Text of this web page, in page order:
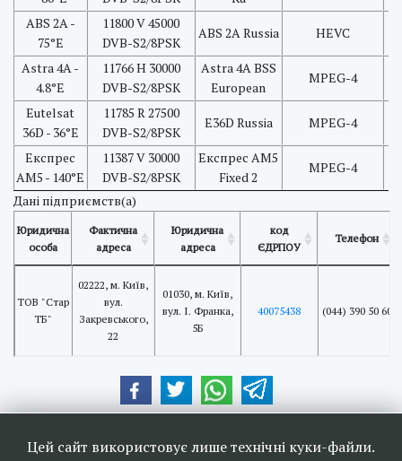
ABS 2A -
75°E
11800 V 45000
DVB-S2/8PSK
ABS 2A Russia HEVC
Astra 4A -
4.8°E
11766 H 30000
DVB-S2/8PSK
Astra 4A BSS
European
MPEG-4
Eutelsat
36D - 36°E
11785 R 27500
DVB-S2/8PSK
E36D Russia MPEG-4
Експрес
АМ5 - 140°E
11387 V 30000
DVB-S2/8PSK
Експрес АМ5
Fixed 2
MPEG-4
Дані підприємств(а)
Юридична
особа
Фактична
адреса
Юридична
адреса
код
ЄДРПОУ
Телефон
ТОВ "Стар
ТБ"
02222, м. Київ,
вул.
Закревського,
22
01030, м. Київ,
вул. І. Франка,
5Б
40075438 (044) 390 50 60
Цей сайт використовує лише технічні куки-файли.